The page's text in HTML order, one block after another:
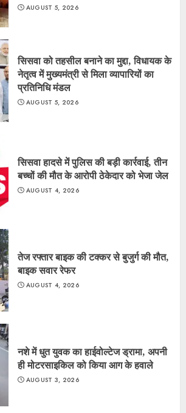
AUGUST 5, 2026
सिसवा को तहसील बनाने का मुद्दा, विधायक के
नेतृत्व में मुख्यमंत्री से मिला व्यापारियों का
प्रतिनिधि मंडल
AUGUST 5, 2026
सिसवा हादसे में पुलिस की बड़ी कार्रवाई, तीन
बच्चों की मौत के आरोपी ठेकेदार को भेजा जेल
AUGUST 4, 2026
तेज रफ्तार बाइक की टक्कर से बुजुर्ग की मौत,
बाइक सवार रेफर
AUGUST 4, 2026
नशे में धुत युवक का हाईवोल्टेज ड्रामा, अपनी
ही मोटरसाइकिल को किया आग के हवाले
AUGUST 3, 2026